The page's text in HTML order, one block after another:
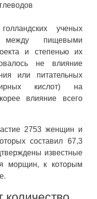
ученых
между пищевыми
и степенью их
не влияние
или питательных
кислот) на
влияние всего
2753 женщин и
составил 67,3
известные
морщин, к которым